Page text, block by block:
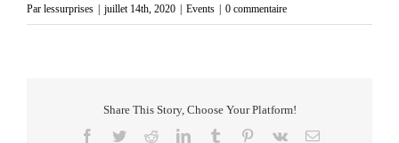
Par lessurprises | juillet 14th, 2020 | Events | 0 commentaire
Share This Story, Choose Your Platform!
Facebook
TwitterRedditLinkedInTumblr Pinterest
Vk Email